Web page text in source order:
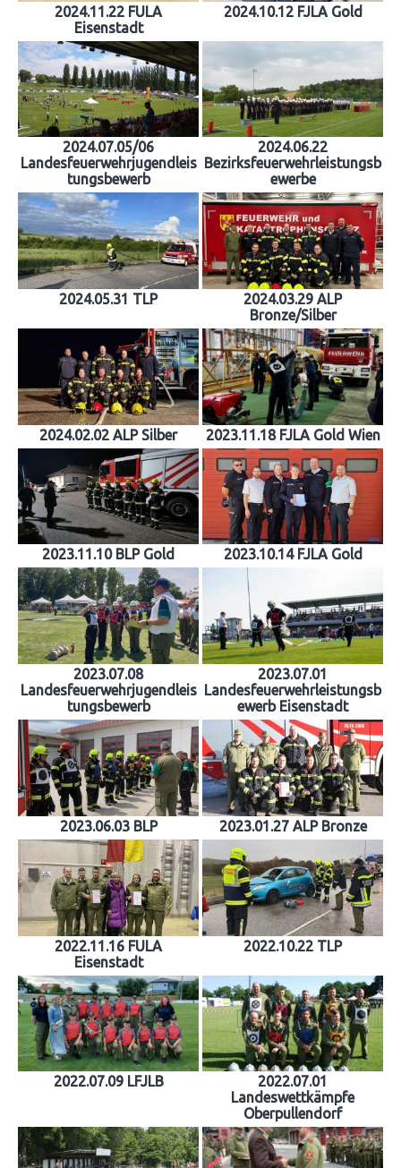
2024.11.22 FULA
Eisenstadt
2024.10.12 FJLA Gold
2024.07.05/06
Landesfeuerwehrjugendleis
tungsbewerb
2024.06.22
Bezirksfeuerwehrleistungsb
ewerbe
2024.05.31 TLP
2024.03.29 ALP
Bronze/Silber
2024.02.02 ALP Silber 2023.11.18 FJLA Gold Wien
2023.11.10 BLP Gold 2023.10.14 FJLA Gold
2023.07.08
Landesfeuerwehrjugendleis
tungsbewerb
2023.07.01
Landesfeuerwehrleistungsb
ewerb Eisenstadt
2023.06.03 BLP 2023.01.27 ALP Bronze
2022.11.16 FULA
Eisenstadt
2022.10.22 TLP
2022.07.09 LFJLB
2022.07.01
Landeswettkämpfe
Oberpullendorf